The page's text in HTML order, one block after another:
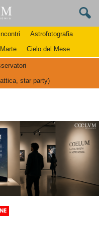
Astrofotografia
Cielo del Mese
star party)